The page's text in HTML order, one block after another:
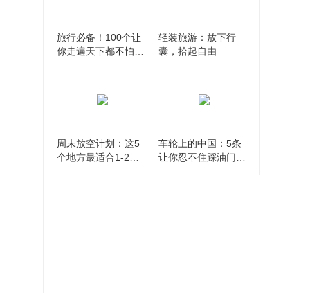
旅行必备！100个让
你走遍天下都不怕的
轻装旅游：放下行
囊，拾起自由
周末放空计划：这5
个地方最适合1-2天
车轮上的中国：5条
让你忍不住踩油门的